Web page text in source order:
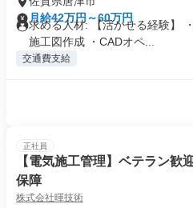
月給42万円～60万円
求める人材: 【活かせる経験】
施工図作成 ・CADオペ...
交通費支給
正社員
【電気施工管理】ベテラン歓
保障
株式会社暉技術